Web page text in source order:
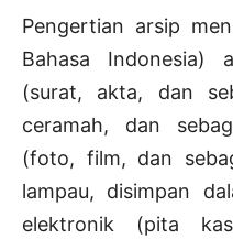
Pengertian arsip
Bahasa Indonesia)
(surat, akta, dan
ceramah, dan
(foto, film, dan
lampau, disimpan
elektronik (pita